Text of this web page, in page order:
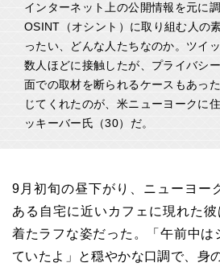
インターネット上の公開情報を元に
OSINT（オシント）に取り組む人の
ったい、どんな人たちなのか。ツイ
数人ほどに接触したが、プライバシ
面での取材を断られるケースもあっ
じてくれたのが、米ニューヨークに
ッキーバー氏（30）だ。
9月初旬の昼下がり、ニューヨー
ある自宅に近いカフェに現れた
着たラフな姿だった。「午前中は
ていたよ」と穏やかな口調で、身